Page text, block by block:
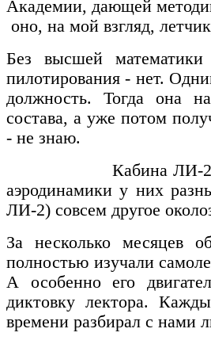
Академии, дающей
оно, на мой взгляд,
Без высшей
пилотирования - нет.
должность. Тогда она
состава, а уже потом
- не знаю.
Кабина ЛИ-2 и
аэродинамики у них
ЛИ-2) совсем другое
За несколько месяцев
полностью изучали
А особенно его
диктовку лектора.
времени разбирал с нами